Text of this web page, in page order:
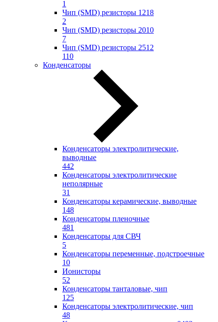
1
Чип (SMD) резисторы 1218
2
Чип (SMD) резисторы 2010
7
Чип (SMD) резисторы 2512
110
Конденсаторы
Конденсаторы электролитические,
выводные
442
Конденсаторы электролитические
неполярные
31
Конденсаторы керамические, выводные
148
Конденсаторы пленочные
481
Конденсаторы для СВЧ
5
Конденсаторы переменные, подстроечные
10
Ионисторы
52
Конденсаторы танталовые, чип
125
Конденсаторы электролитические, чип
48